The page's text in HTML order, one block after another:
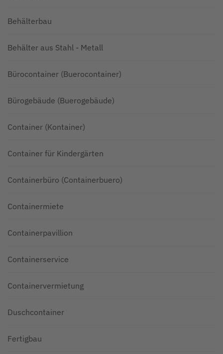
Behälterbau
Behälter aus Stahl - Metall
Bürocontainer (Buerocontainer)
Bürogebäude (Buerogebäude)
Container (Kontainer)
Container für Kindergärten
Containerbüro (Containerbuero)
Containermiete
Containerpavillion
Containerservice
Containervermietung
Duschcontainer
Fertigbau